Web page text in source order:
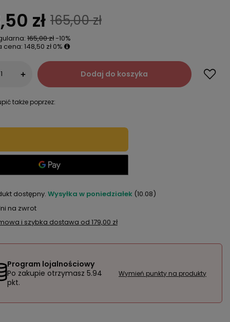
zł 165,00 zł
165,00 zł-10%
cena: 148,50 zł 0%
+ Dodaj do koszyka
także poprzez:
dostępny Wysyłka w poniedziałek (10.08)
na zwrot
i szybka dostawa od 179,00 zł
Program lojalnościowy
Po zakupie otrzymasz 5.94
pkt.
Wymień punkty na produkty